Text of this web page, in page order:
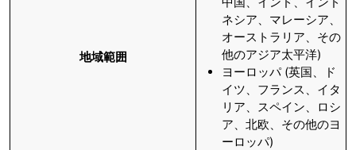
地域範囲
ネシア、マレーシア、
オーストラリア、その
他のアジア太平洋)
ヨーロッパ (英国、ド
イツ、フランス、イタ
リア、スペイン、ロシ
ア、北欧、その他のヨ
ーロッパ)